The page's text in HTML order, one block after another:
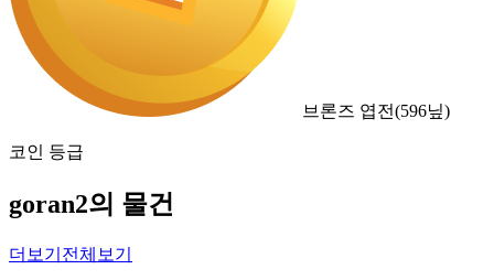
브론즈 엽전(596닢)
코인 등급
goran2의 물건
더보기 전체보기